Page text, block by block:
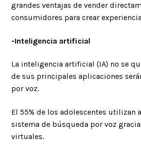
grandes ventajas de vender
consumidores para crear
-Inteligencia artificial
La inteligencia artificial (IA) no se
de sus principales aplicaciones
por voz.
El 55% de los adolescentes utilizan
sistema de búsqueda por voz
virtuales.